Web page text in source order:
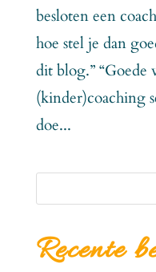
besloten een
hoe stel je dan
dit blog.” “Goede
(kinder)coaching
doe...
Recente